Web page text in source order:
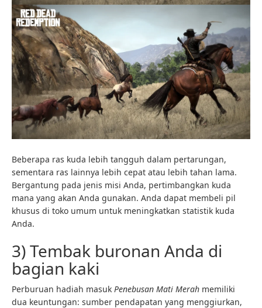
Beberapa ras kuda lebih tangguh dalam pertarungan,
sementara ras lainnya lebih cepat atau lebih tahan lama.
Bergantung pada jenis misi Anda, pertimbangkan kuda
mana yang akan Anda gunakan. Anda dapat membeli pil
khusus di toko umum untuk meningkatkan statistik kuda
Anda.
3) Tembak buronan Anda di
bagian kaki
Perburuan hadiah masuk Penebusan Mati Merah memiliki
dua keuntungan: sumber pendapatan yang menggiurkan,